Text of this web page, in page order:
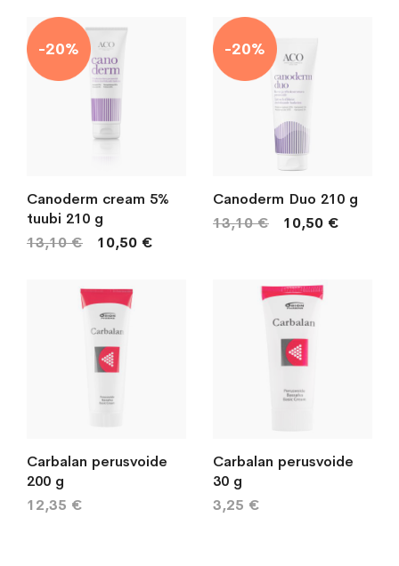
-20%
Canoderm cream 5%
tuubi 210 g
10,50 €
13,10 €
-20%
Canoderm Duo 210 g
10,50 €
13,10 €
Carbalan perusvoide
200 g
12,35 €
Carbalan perusvoide
30 g
3,25 €